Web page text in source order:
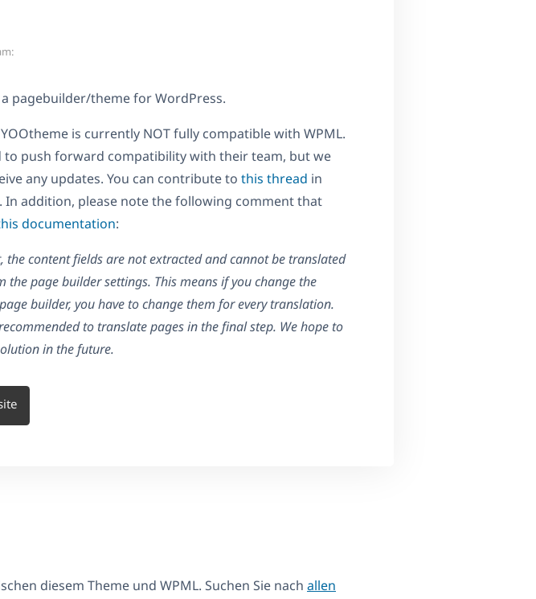
pagebuilder/theme for WordPress.
YOOtheme is currently NOT fully compatible with WPML.
to push forward compatibility with their team, but we
any updates. You can contribute to this thread in
addition, please note the following comment that
documentation:
the content fields are not extracted and cannot be translated
the page builder settings. This means if you change the
builder, you have to change them for every translation.
recommended to translate pages in the final step. We hope to
in the future.
diesem Theme und WPML. Suchen Sie nach allen